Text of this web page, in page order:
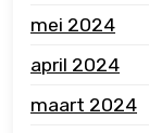
mei 2024
april 2024
maart 2024